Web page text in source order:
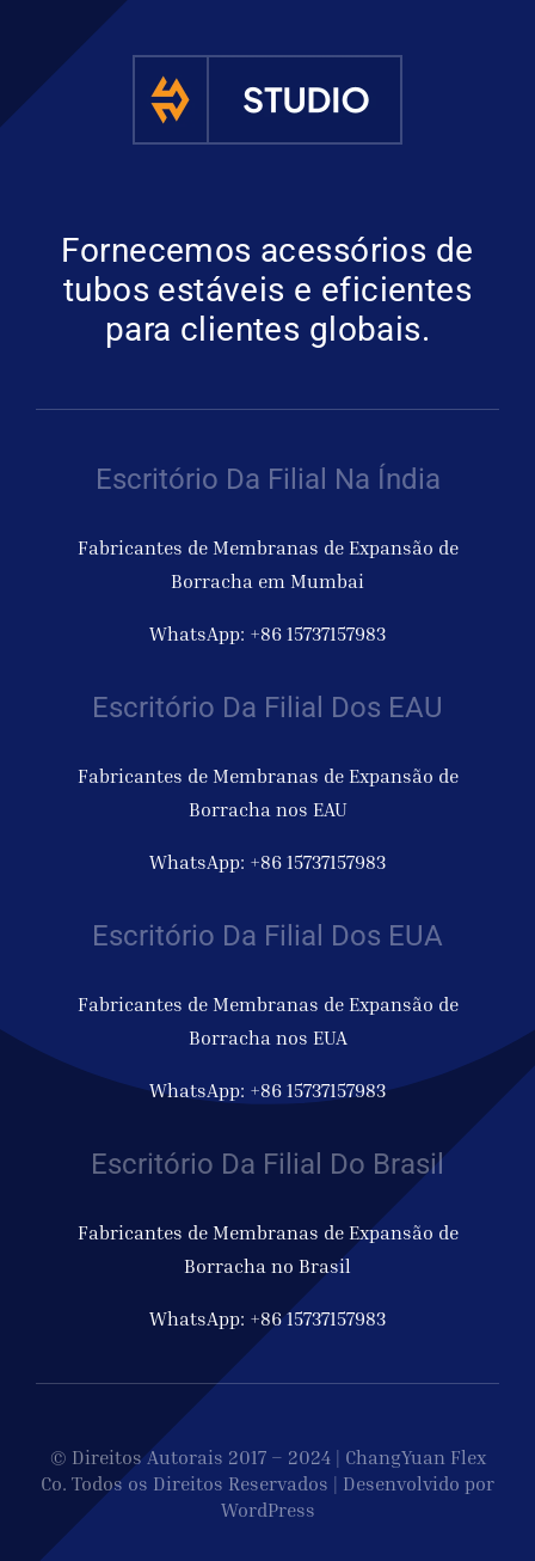
Fornecemos acessórios de
tubos estáveis e eficientes
para clientes globais.
Escritório Da Filial Na Índia
Fabricantes de Membranas de Expansão de
Borracha em Mumbai
WhatsApp: +86 15737157983
Escritório Da Filial Dos EAU
Fabricantes de Membranas de Expansão de
Borracha nos EAU
WhatsApp: +86 15737157983
Escritório Da Filial Dos EUA
Fabricantes de Membranas de Expansão de
Borracha nos EUA
WhatsApp: +86 15737157983
Escritório Da Filial Do Brasil
Fabricantes de Membranas de Expansão de
Borracha no Brasil
WhatsApp: +86 15737157983
© Direitos Autorais 2017 – 2024 | ChangYuan Flex
Co. Todos os Direitos Reservados | Desenvolvido por
WordPress